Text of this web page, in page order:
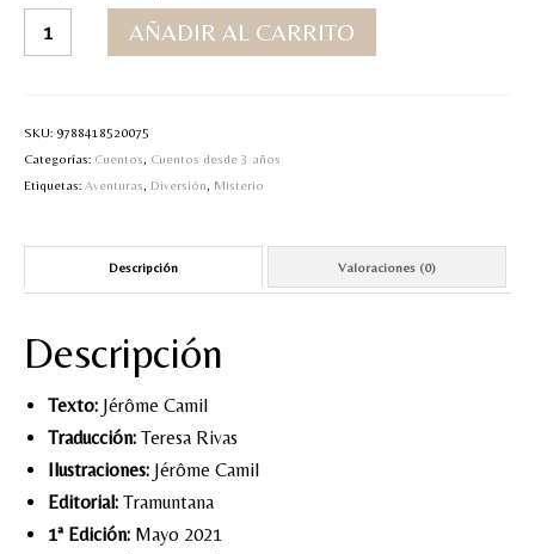
MI CUENTA
Valoraciones y opiniones de TejiendoLEE un
cantidad
AÑADIR AL CARRITO
SKU: 9788418520075
Categorías: Cuentos
Cuentos desde 3 años
Etiquetas: Aventuras Diversión Misterio
Descripción Valoraciones (0)
Descripción
Texto: Jérôme Camil
Traducción: Teresa Rivas
Ilustraciones: Jérôme Camil
Editorial: Tramuntana
1ª Edición: Mayo 2021